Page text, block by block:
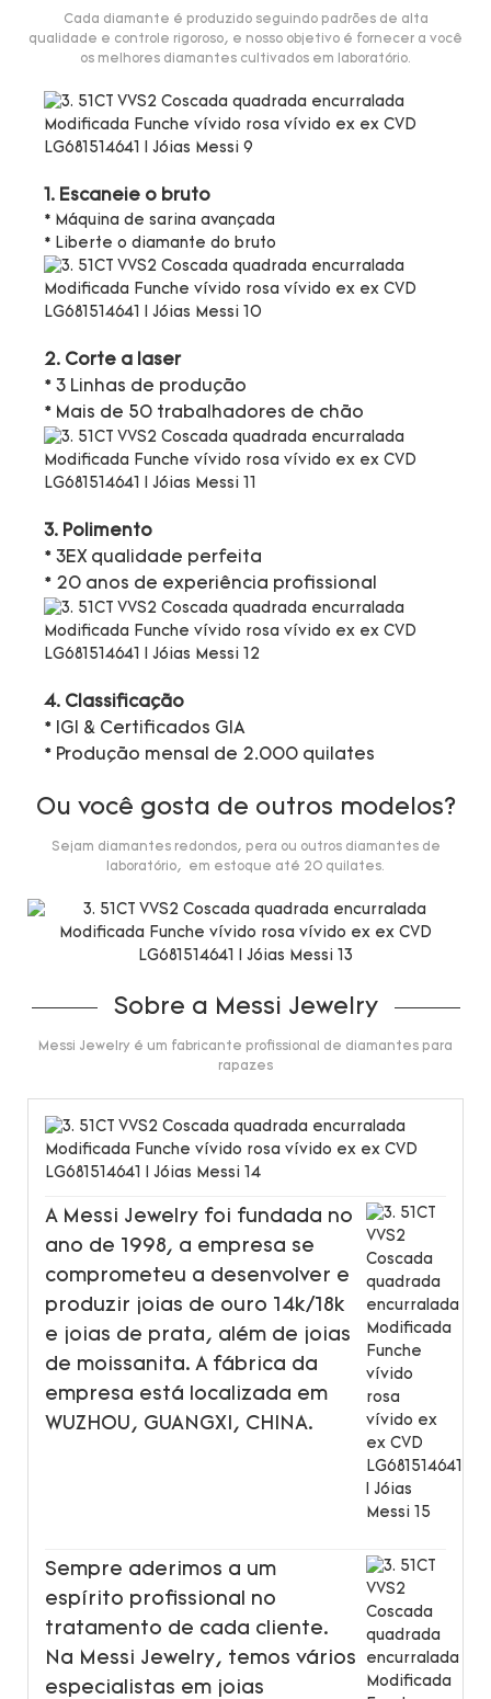
Cada diamante é produzido seguindo padrões de alta
qualidade e controle rigoroso, e nosso objetivo é fornecer a você
os melhores diamantes cultivados em laboratório.
1. Escaneie o bruto
* Máquina de sarina avançada
* Liberte o diamante do bruto
2. Corte a laser
* 3 Linhas de produção
* Mais de 50 trabalhadores de chão
3. Polimento
* 3EX qualidade perfeita
* 20 anos de experiência profissional
4. Classificação
* IGI & Certificados GIA
* Produção mensal de 2.000 quilates
Ou você gosta de outros modelos?
Sejam diamantes redondos, pera ou outros diamantes de
laboratório, em estoque até 20 quilates.
Sobre a Messi Jewelry
Messi Jewelry é um fabricante profissional de diamantes para
rapazes
A Messi Jewelry foi fundada no
ano de 1998, a empresa se
comprometeu a desenvolver e
produzir joias de ouro 14k/18k
e joias de prata, além de joias
de moissanita. A fábrica da
empresa está localizada em
WUZHOU, GUANGXI, CHINA.
Sempre aderimos a um
espírito profissional no
tratamento de cada cliente.
Na Messi Jewelry, temos vários
especialistas em joias